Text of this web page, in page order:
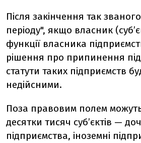
Після закінчення так
періоду", якщо власник
функції власника
рішення про припинення
статути таких підприємств
недійсними.
Поза правовим полем
десятки тисяч суб’єктів —
підприємства, іноземні